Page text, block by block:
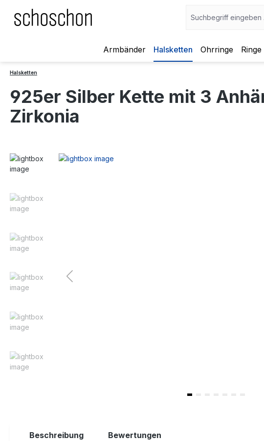
Hauptinhalt springen
Zur Suche springen
Zur Hauptnavigation springen
Armbänder Halsketten Ohrringe Ringe
Halsketten
925er Silber Kette mit 3
Zirkonia
Beschreibung Bewertungen